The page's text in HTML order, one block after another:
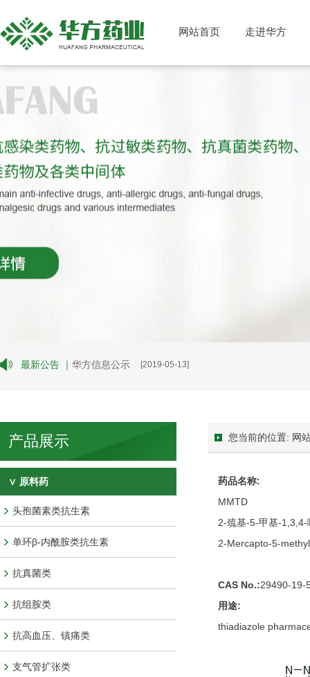
网站首页 走进华方
最新公告 ｜ 华方信息公示 [2019-05-13]
产品展示
∨ 原料药
头孢菌素类抗生素
单环β-内酰胺类抗生素
抗真菌类
抗组胺类
抗高血压、镇痛类
支气管扩张类
您当前的位置: 网
药品名称:
MMTD
2-巯基-5-甲基-1,3,4-
2-Mercapto-5-
CAS No.:29490-19-
用途:
thiadiazole